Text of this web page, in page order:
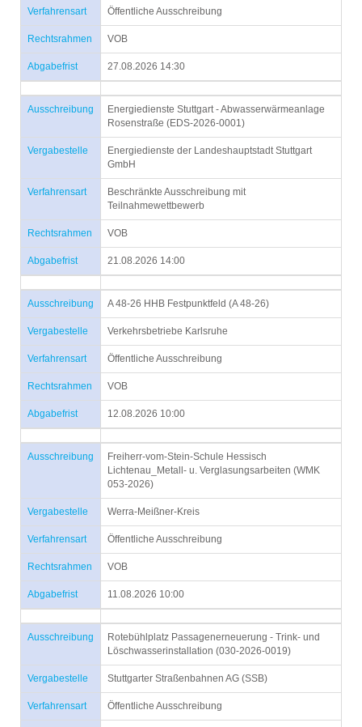
Verfahrensart Öffentliche Ausschreibung
Rechtsrahmen VOB
Abgabefrist 27.08.2026 14:30
Ausschreibung
Energiedienste Stuttgart - Abwasserwärmeanlage
Rosenstraße (EDS-2026-0001)
Vergabestelle
Energiedienste der Landeshauptstadt Stuttgart
GmbH
Verfahrensart
Beschränkte Ausschreibung mit
Teilnahmewettbewerb
Rechtsrahmen VOB
Abgabefrist 21.08.2026 14:00
Ausschreibung A 48-26 HHB Festpunktfeld (A 48-26)
Vergabestelle Verkehrsbetriebe Karlsruhe
Verfahrensart Öffentliche Ausschreibung
Rechtsrahmen VOB
Abgabefrist 12.08.2026 10:00
Ausschreibung
Freiherr-vom-Stein-Schule Hessisch
Lichtenau_Metall- u. Verglasungsarbeiten (WMK
053-2026)
Vergabestelle Werra-Meißner-Kreis
Verfahrensart Öffentliche Ausschreibung
Rechtsrahmen VOB
Abgabefrist 11.08.2026 10:00
Ausschreibung
Rotebühlplatz Passagenerneuerung - Trink- und
Löschwasserinstallation (030-2026-0019)
Vergabestelle Stuttgarter Straßenbahnen AG (SSB)
Verfahrensart Öffentliche Ausschreibung